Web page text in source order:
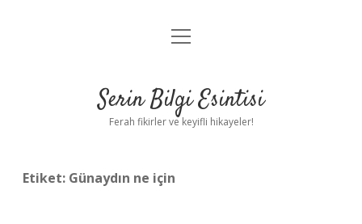
Anasayfa
Yasal Uyarı
menüyü
Serin Bilgi Esintisi
Ferah fikirler ve keyifli hikayeler!
Etiket: Günaydın ne için